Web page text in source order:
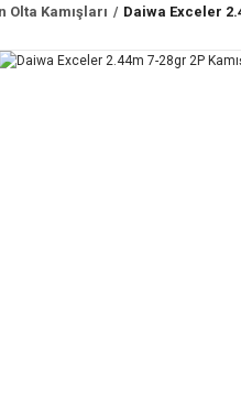
Olta Kamışları Daiwa Exceler